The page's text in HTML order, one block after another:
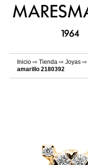
Inicio ⇨ Tienda ⇨ Joyas ⇨
amarillo 2180392